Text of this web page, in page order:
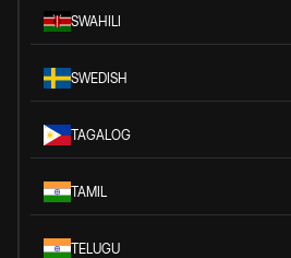
SWAHILI
SWEDISH
TAGALOG
TAMIL
TELUGU